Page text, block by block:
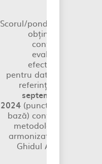
Scorul/ponderea
obținut/ă
conform
evaluării
efectuate
pentru data de
referință
septembrie
2024 (puncte de
bază) conform
metodologiei
armonizate cu
Ghidul ABE*